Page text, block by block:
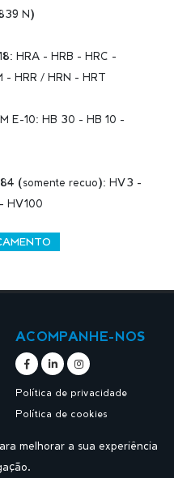
melhorar a sua experiência
N)
HRA - HRB - HRC -
- HRR / HRN - HRT
E-10: HB 30 - HB 10 -
(somente recuo): HV3 -
HV100
ACOMPANHE-NOS
Política de privacidade
Política de cookies